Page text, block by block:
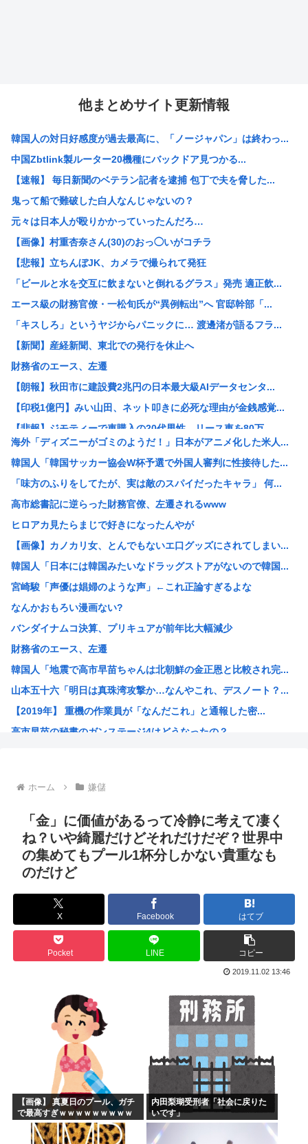
他まとめサイト更新情報
韓国人の対日好感度が過去最高に、「ノージャパン」は終わっ...
中国Zbtlink製ルーター20機種にバックドア見つかる...
【速報】 毎日新聞のベテラン記者を逮捕 包丁で夫を脅した...
鬼って船で難破した白人なんじゃないの？
元々は日本人が殴りかかっていったんだろ…
【画像】村重杏奈さん(30)のおっ◯いがコチラ
【悲報】立ちんぼJK、カメラで撮られて発狂
「ビールと水を交互に飲まないと倒れるグラス」発売 適正飲...
エース級の財務官僚・一松旬氏が“異例転出”へ 官邸幹部「...
「キスしろ」というヤジからパニックに… 渡邊渚が語るフラ...
【新聞】産経新聞、東北での発行を休止へ
財務省のエース、左遷
【朗報】秋田市に建設費2兆円の日本最大級AIデータセンタ...
【印税1億円】みい山田、ネット叩きに必死な理由が金銭感覚...
【悲報】ジモティーで車購入の20代男性、リース車を80万...
珍しく南北から同時に叩かれた日本 韓国からは「領土問題」...
パヨク「アジア人民、中国人民と連帯して戦おー！悪政高市を...
みんなで大家さん「成田は日本の下町が開発したゴミをエネル...
【画像】X民さん「ニンニクが青い！こんなの食えない！」
【悲報】楽しんごさん、清水良太郎さんとの“過去の因縁”を...
【衝撃】元ジャンポケ斉藤慎二被告の判決を堀江貴文さんが予...
【速報】北朝鮮が日本海に向けてミサイル発射
【悲報】高市首相の“個人的なSNS投稿”で習近平ブチギレ...
【衝撃】木村祐一の変貌ぶりに「誰かわからん」「いつの間に...
ついに来ちゃったの？アメリカでヒューマノイドロボットが家...
中国製ルーター20機種にバックドア、外部から完全制御のお...
中国人のリウさん、新エネ車で国境越えたら遠隔操作で30時...
北朝鮮が何かを発射
コメ価格先行き指数 過去最低 今後も値下がり傾向
海外「ディズニーがゴミのようだ！」日本がアニメ化した米人...
韓国人「韓国サッカー協会W杯予選で外国人審判に性接待した...
「味方のふりをしてたが、実は敵のスパイだったキャラ」 何...
高市総書記に逆らった財務官僚、左遷されるwww
ヒロアカ見たらまじで好きになったんやが
【画像】カノカリ女、とんでもないエ口グッズにされてしまい...
韓国人「日本には韓国みたいなドラッグストアがないので韓国...
宮崎駿「声優は娼婦のような声」←これ正論すぎるよな
なんかおもろい漫画ない?
バンダイナムコ決算、プリキュアが前年比大幅減少
財務省のエース、左遷
韓国人「地震で高市早苗ちゃんは北朝鮮の金正恩と比較され完...
山本五十六「明日は真珠湾攻撃か…なんやこれ、デスノート？...
【2019年】 重機の作業員が「なんだこれ」と通報した密...
高市早苗の秘書のガンステージ4はどうなったの？
韓国人「現在、日本が密かに韓国からパクっているものがこち...
漫画の画像持ってないか
孫悟飯、『魔閃光』しかオリジナル技がないwww
トランプ政権高官「ちょっと中国企業制裁したりしただけなの...
出せよ…お前らが描いた絵!!
【画像】ブルーロックの監督、キレるwww
【高市朗報】高市早苗の名言、偉人の名言としてブロガーにま...
ひぐらし原作北条沙都子「大きいのやだ！気持ち悪いのやだ！...
海外「日本にはこんな特殊な標識があるんだけど皆は見たこと...
突進してきた牛を跳び越えたら、牛が固まって動かなくなった...
バトル漫画の主人公でライバルがいないキャラ、存在しない
週刊少年ジャンプ、発行部数100万部割れ
ホーム 嫌儲
「金」に価値があるって冷静に考えて凄く
ね？いや綺麗だけどそれだけだぞ？世界中
の集めてもプール1杯分しかない貴重なも
のだけど
X Facebook はてブ
Pocket LINE コピー
2019.11.02 13:46
【画像】 真夏日のプール、ガチ
で最高すぎｗｗｗｗｗｗｗｗｗ
内田梨瑚受刑者「社会に戻りた
いです」